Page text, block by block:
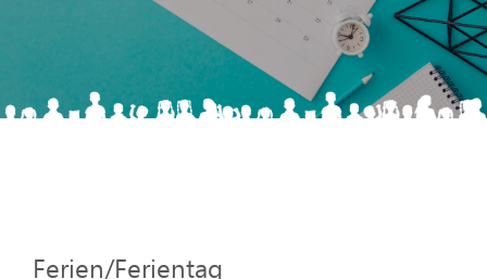
Ferien/Ferientag